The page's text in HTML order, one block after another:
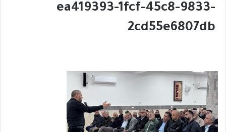
ea419393-1fcf-45c8-9833-
2cd55e6807db